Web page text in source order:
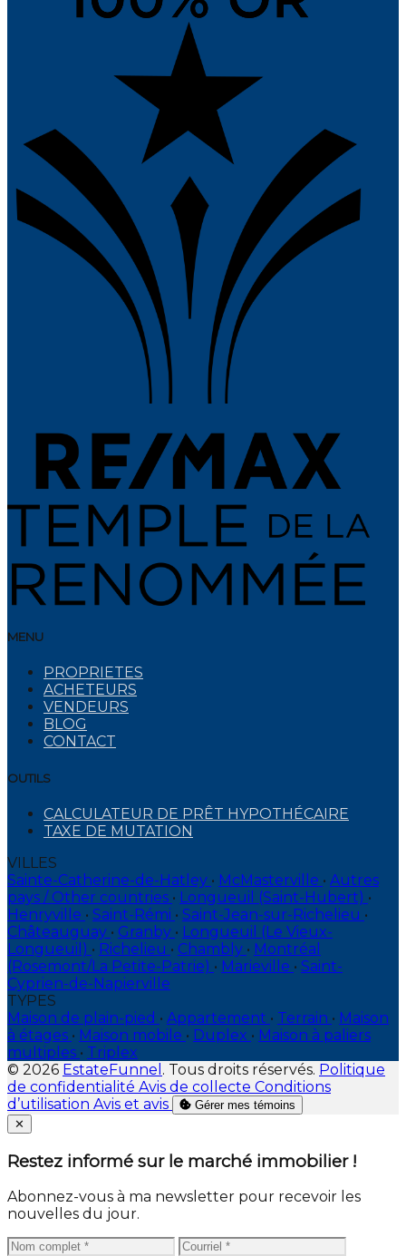
MENU
PROPRIETES
ACHETEURS
VENDEURS
BLOG
CONTACT
OUTILS
CALCULATEUR DE PRÊT HYPOTHÉCAIRE
TAXE DE MUTATION
VILLES
Sainte-Catherine-de-Hatley • McMasterville • Autres
pays / Other countries • Longueuil (Saint-Hubert) •
Henryville • Saint-Rémi • Saint-Jean-sur-Richelieu •
Châteauguay • Granby • Longueuil (Le Vieux-
Longueuil) • Richelieu • Chambly • Montréal
(Rosemont/La Petite-Patrie) • Marieville • Saint-
Cyprien-de-Napierville
TYPES
Maison de plain-pied • Appartement • Terrain • Maison
à étages • Maison mobile • Duplex • Maison à paliers
multiples • Triplex
© 2026 EstateFunnel . Tous droits réservés. Politique
de confidentialité Avis de collecte Conditions
d’utilisation Avis et avis
Gérer mes témoins
Close
✕
Restez informé sur le marché immobilier !
Abonnez-vous à ma newsletter pour recevoir les
nouvelles du jour.